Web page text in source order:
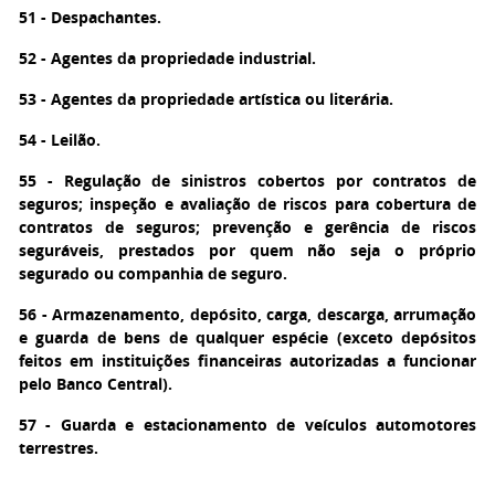
51 - Despachantes.
52 - Agentes da propriedade industrial.
53 - Agentes da propriedade artística ou literária.
54 - Leilão.
55 - Regulação de sinistros cobertos por contratos de
seguros; inspeção e avaliação de riscos para cobertura de
contratos de seguros; prevenção e gerência de riscos
seguráveis, prestados por quem não seja o próprio
segurado ou companhia de seguro.
56 - Armazenamento, depósito, carga, descarga, arrumação
e guarda de bens de qualquer espécie (exceto depósitos
feitos em instituições financeiras autorizadas a funcionar
pelo Banco Central).
57 - Guarda e estacionamento de veículos automotores
terrestres.